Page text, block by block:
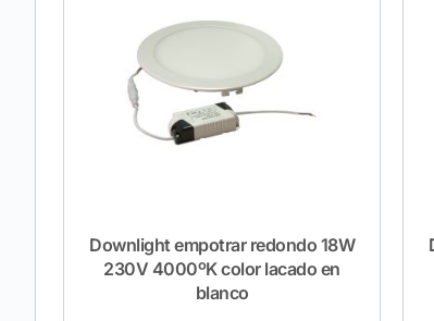
Downlight empotrar redondo 18W
230V 4000ºK color lacado en
blanco